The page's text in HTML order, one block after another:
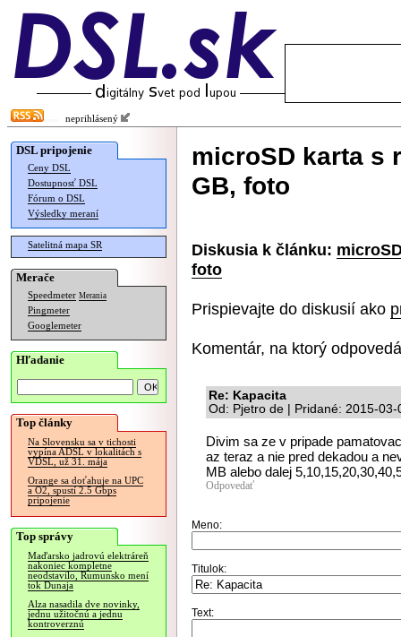
neprihlásený
DSL pripojenie
Ceny DSL
Dostupnosť DSL
Fórum o DSL
Výsledky meraní
Satelitná mapa SR
Merače
Speedmeter Merania
Pingmeter
Googlemeter
Hľadanie
Top články
Na Slovensku sa v tichosti
vypína ADSL v lokalitách s
VDSL, už 31. mája
Orange sa doťahuje na UPC
a O2, spustí 2.5 Gbps
pripojenie
Top správy
Maďarsko jadrovú elektráreň
nakoniec kompletne
neodstavilo, Rumunsko mení
tok Dunaja
Alza nasadila dve novinky,
jednu užitočnú a jednu
kontroverznú
microSD karta s
GB, foto
Diskusia k článku:
foto
Prispievajte do diskusií ako
Komentár, na ktorý
Re: Kapacita
Od: Pjetro de | Pridané: 2015-
Divim sa ze v pripade
az teraz a nie pred dekadou a
MB alebo dalej
Odpovedať
Meno:
Titulok:
Text: